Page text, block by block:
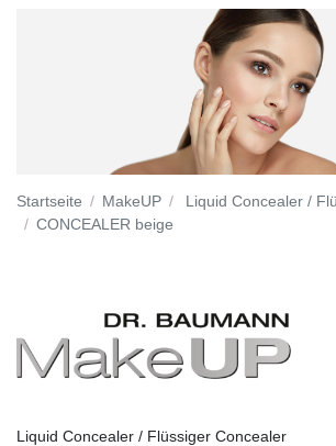
Startseite MakeUP
Liquid Concealer /
CONCEALER beige
Liquid Concealer / Flüssiger Concealer